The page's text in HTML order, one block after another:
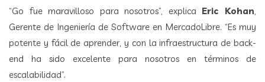
“Go fue maravilloso para nosotros”, explica Eric Kohan,
Gerente de Ingeniería de Software en MercadoLibre. “Es muy
potente y fácil de aprender, y con la infraestructura de back-
end ha sido excelente para nosotros en términos de
escalabilidad”.